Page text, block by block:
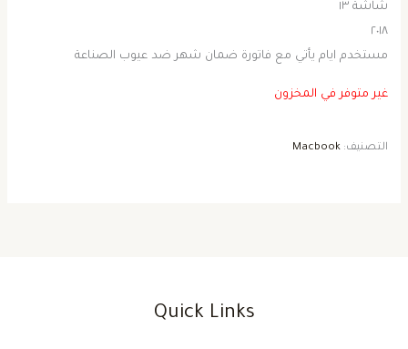
شاشة ١٣
٢٠١٨
مستخدم ايام يأتي مع فاتورة ضمان شهر ضد عيوب الصناعة
غير متوفر في المخزون
التصنيف:Macbook
Quick Links